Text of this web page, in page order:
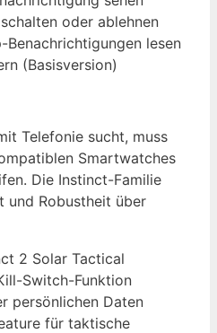
oder ablehnen
Benachrichtigungen lesen
(Basisversion)
Telefonie sucht, muss
Smartwatches
Die Instinct-Familie
und Robustheit über
2 Solar Tactical
Switch-Funktion
persönlichen Daten
für taktische